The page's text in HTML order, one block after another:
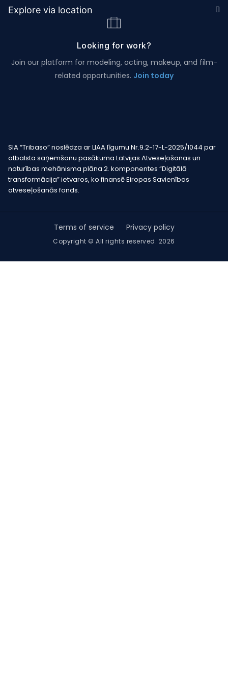
Explore via location
Looking for work?
Join our platform for modeling, acting, makeup, and film-
related opportunities. Join today
SIA “Tribaso” noslēdza ar LIAA līgumu Nr.9.2-17-L-2025/1044 par
atbalsta saņemšanu pasākuma Latvijas Atveseļošanas un
noturības mehānisma plāna 2. komponentes “Digitālā
transformācija” ietvaros, ko finansē Eiropas Savienības
atveseļošanās fonds.
Copyright © All rights reserved. 2026
Terms of service Privacy policy